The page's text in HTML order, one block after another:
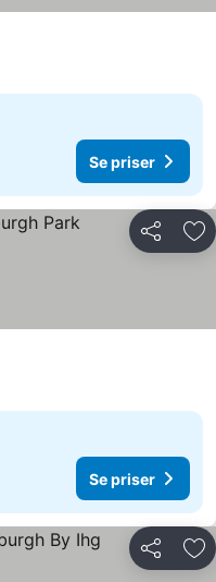
Se priser
Del
Se priser
Del